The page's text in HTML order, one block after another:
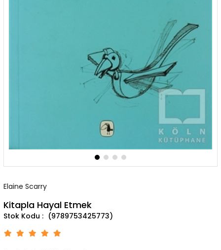
Elaine Scarry
Kitapla Hayal Etmek
(9789753425773)